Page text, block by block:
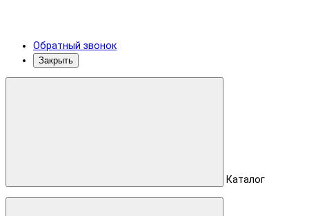
Обратный звонок
Закрыть
Каталог